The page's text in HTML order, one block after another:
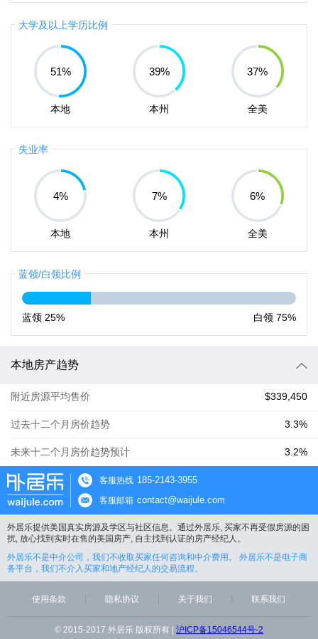
大学及以上学历比例
51%
本地
39%
本州
37%
全美
失业率
4%
本地
7%
本州
6%
全美
蓝领/白领比例
蓝领 25% 白领 75%
本地房产趋势
附近房源平均售价 $339,450
过去十二个月房价趋势 3.3%
未来十二个月房价趋势预计 3.2%
客服热线 185-2143-3955
客服邮箱 contact@waijule.com
外居乐提供美国真实房源及学区与社区信息。通过外居乐, 买家不再受假房源的困
扰, 放心找到实时在售的美国房产, 自主找到认证的房产经纪人。
外居乐不是中介公司，我们不收取买家任何咨询和中介费用。 外居乐不是电子商
务平台，我们不介入买家和地产经纪人的交易流程。
使用条款 隐私协议 关于我们 联系我们
© 2015-2017 外居乐 版权所有 | 沪ICP备15046544号-2